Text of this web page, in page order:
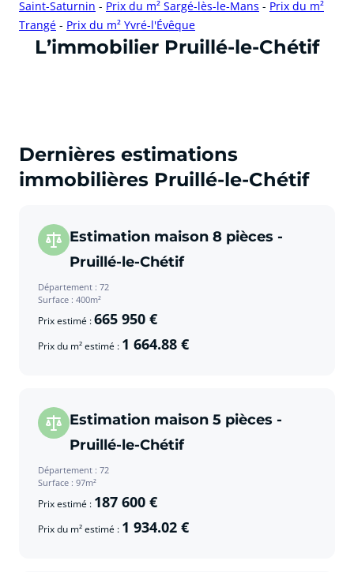
Saint-Saturnin - Prix du m² Sargé-lès-le-Mans - Prix du m²
Trangé - Prix du m² Yvré-l'Évêque
cliquer pour afficher plus du text
L’immobilier Pruillé-le-Chétif
Dernières estimations
immobilières Pruillé-le-Chétif
Estimation maison 8 pièces -
Pruillé-le-Chétif
Département : 72
Surface : 400m²
Prix estimé :665 950 €
Prix du m² estimé : 1 664.88 €
Estimation maison 5 pièces -
Pruillé-le-Chétif
Département : 72
Surface : 97m²
Prix estimé : 187 600 €
Prix du m² estimé : 1 934.02 €